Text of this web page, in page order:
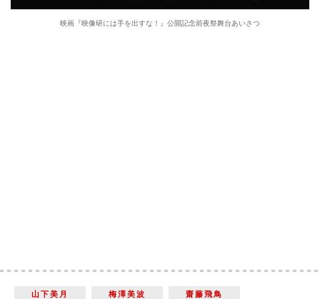
映画『映像研には手を出すな！』公開記念前夜祭舞台あいさつ
山下美月 梅澤美波 齋藤飛鳥